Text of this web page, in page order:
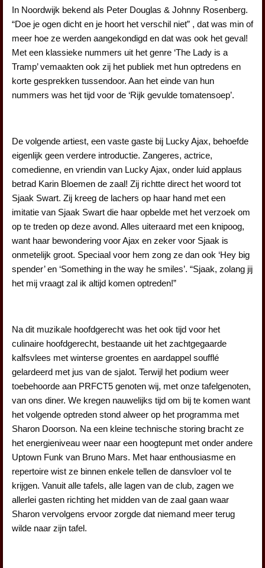
In Noordwijk bekend als Peter Douglas & Johnny Rosenberg.
“Doe je ogen dicht en je hoort het verschil niet” , dat was min of
meer hoe ze werden aangekondigd en dat was ook het geval!
Met een klassieke nummers uit het genre ‘The Lady is a
Tramp’ vemaakten ook zij het publiek met hun optredens en
korte gesprekken tussendoor. Aan het einde van hun
nummers was het tijd voor de ‘Rijk gevulde tomatensoep’.
De volgende artiest, een vaste gaste bij Lucky Ajax, behoefde
eigenlijk geen verdere introductie. Zangeres, actrice,
comedienne, en vriendin van Lucky Ajax, onder luid applaus
betrad Karin Bloemen de zaal! Zij richtte direct het woord tot
Sjaak Swart. Zij kreeg de lachers op haar hand met een
imitatie van Sjaak Swart die haar opbelde met het verzoek om
op te treden op deze avond. Alles uiteraard met een knipoog,
want haar bewondering voor Ajax en zeker voor Sjaak is
onmetelijk groot. Speciaal voor hem zong ze dan ook ‘Hey big
spender’ en ‘Something in the way he smiles’. “Sjaak, zolang jij
het mij vraagt zal ik altijd komen optreden!”
Na dit muzikale hoofdgerecht was het ook tijd voor het
culinaire hoofdgerecht, bestaande uit het zachtgegaarde
kalfsvlees met winterse groentes en aardappel soufflé
gelardeerd met jus van de sjalot. Terwijl het podium weer
toebehoorde aan PRFCT5 genoten wij, met onze tafelgenoten,
van ons diner. We kregen nauwelijks tijd om bij te komen want
het volgende optreden stond alweer op het programma met
Sharon Doorson. Na een kleine technische storing bracht ze
het energieniveau weer naar een hoogtepunt met onder andere
Uptown Funk van Bruno Mars. Met haar enthousiasme en
repertoire wist ze binnen enkele tellen de dansvloer vol te
krijgen. Vanuit alle tafels, alle lagen van de club, zagen we
allerlei gasten richting het midden van de zaal gaan waar
Sharon vervolgens ervoor zorgde dat niemand meer terug
wilde naar zijn tafel.